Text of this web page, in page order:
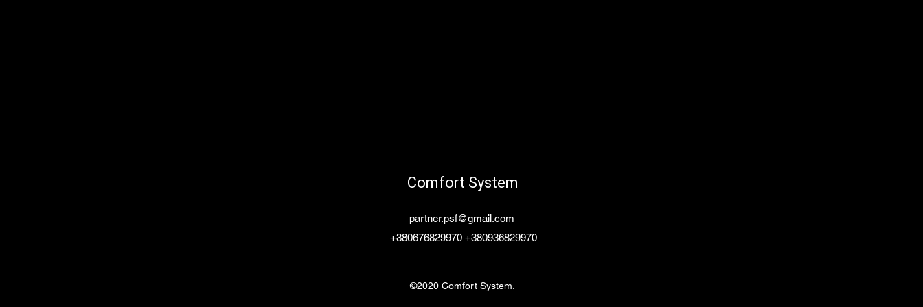
Comfort System
partner.psf@gmail.com
+380676829970 +380936829970
©2020 Comfort System.